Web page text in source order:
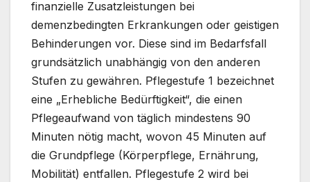
finanzielle Zusatzleistungen bei
demenzbedingten Erkrankungen oder geistigen
Behinderungen vor. Diese sind im Bedarfsfall
grundsätzlich unabhängig von den anderen
Stufen zu gewähren. Pflegestufe 1 bezeichnet
eine „Erhebliche Bedürftigkeit“, die einen
Pflegeaufwand von täglich mindestens 90
Minuten nötig macht, wovon 45 Minuten auf
die Grundpflege (Körperpflege, Ernährung,
Mobilität) entfallen. Pflegestufe 2 wird bei